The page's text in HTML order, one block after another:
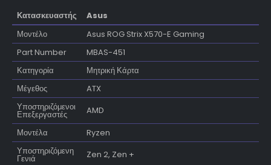
Κατασκευαστής
Asus
Μοντέλο
Asus ROG Strix X570-E Gaming
Part Number
MBAS-451
Κατηγορία
Μητρική Κάρτα
Μέγεθος
ATX
Υποστηριζόμενοι
Επεξεργαστές
AMD
Μοντέλα
Ryzen
Υποστηριζόμενη
Γενιά
Zen 2, Zen +